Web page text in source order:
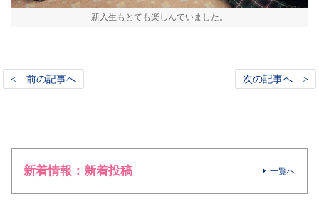
新入生もとても楽しんでいました。
< 前の記事へ 次の記事へ >
新着情報：新着投稿 一覧へ